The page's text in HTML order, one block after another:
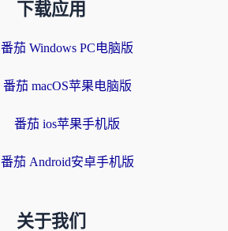
下载应用
番茄 Windows PC电脑版
番茄 macOS苹果电脑版
番茄 ios苹果手机版
番茄 Android安卓手机版
关于我们